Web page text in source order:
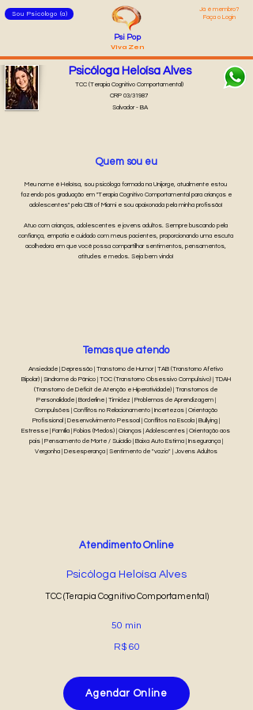
Sou Psicólogo (a)
Já é membro?
Faça o Login
Psi Pop
Viva Zen
Psicóloga Heloísa Alves
CRP 03/31987
Salvador - BA
TCC (Terapia Cognitivo Comportamental)
Quem sou eu
Meu nome é Heloísa, sou psicóloga formada na Unijorge, atualmente estou
fazendo pós graduação em ''Terapia Cognitivo Comportamental para crianças e
adolescentes'' pela CBI of Miami e sou apaixonada pela minha profissão!
Atuo com crianças, adolescentes e jovens adultos. Sempre buscando pela
confiança, empatia e cuidado com meus pacientes, proporcionando uma escuta
acolhedora em que você possa compartilhar sentimentos, pensamentos,
atitudes e medos. Seja bem vindo!
Ansiedade | Depressão | Transtorno de Humor | TAB (Transtorno Afetivo
Bipolar) | Síndrome do Pânico | TOC (Transtorno Obsessivo Compulsivo) | TDAH
(Transtorno de Déficit de Atenção e Hiperatividade) | Transtornos de
Personalidade | Borderline | Timidez | Problemas de Aprendizagem |
Compulsões | Conflitos no Relacionamento | Incertezas | Orientação
Profissional | Desenvolvimento Pessoal | Conflitos na Escola | Bullying |
Estresse | Família | Fobias (Medos) | Crianças | Adolescentes | Orientação aos
pais | Pensamento de Morte / Suicídio | Baixa Auto Estima | Insegurança |
Vergonha | Desesperança | Sentimento de "vazio" | Jovens Adultos
Temas que atendo
Atendimento Online
Psicóloga Heloísa Alves
TCC (Terapia Cognitivo Comportamental)
50 min
R$ 60
Agendar Online